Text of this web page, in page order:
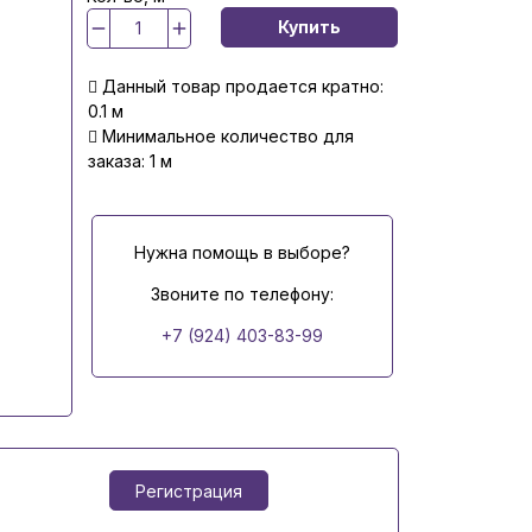
Купить
Данный товар продается кратно:
0.1 м
Минимальное количество для
заказа: 1 м
Нужна помощь в выборе?
Звоните по телефону:
+7 (924) 403-83-99
Регистрация